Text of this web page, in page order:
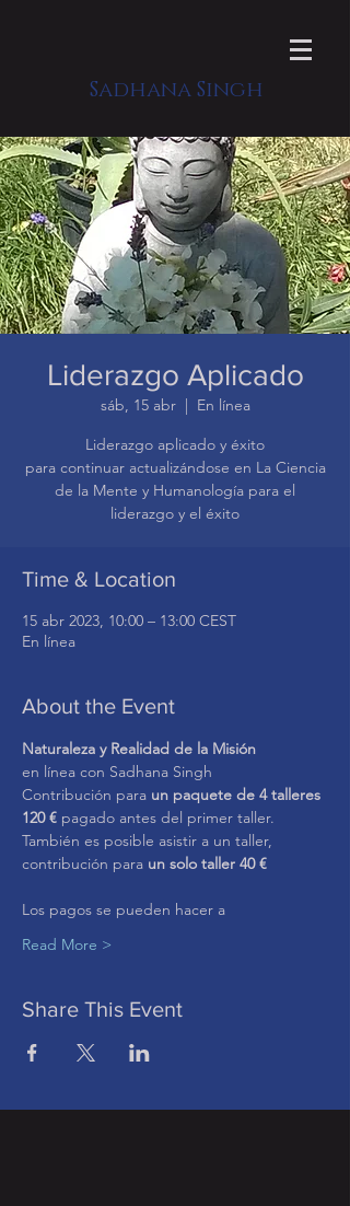
Sadhana Singh
Liderazgo Aplicado
sáb, 15 abr
  |
En línea
Liderazgo aplicado y éxito
para continuar actualizándose en La Ciencia
de la Mente y Humanología para el
liderazgo y el éxito
Time & Location
15 abr 2023, 10:00 – 13:00 CEST
En línea
About the Event
Naturaleza y Realidad de la Misión
en línea con Sadhana Singh
Contribución para un paquete de 4 talleres
120 € pagado antes del primer taller.
También es posible asistir a un taller,
contribución para un solo taller 40 €
Los pagos se pueden hacer a
Read More >
Share This Event